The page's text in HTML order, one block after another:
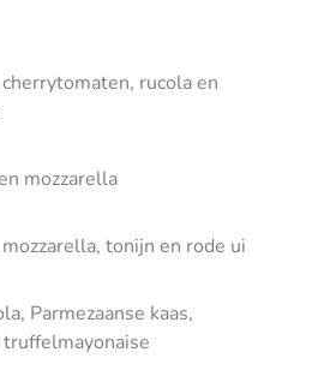
rucola en
mozzarella
tonijn en rode ui
Parmezaanse kaas,